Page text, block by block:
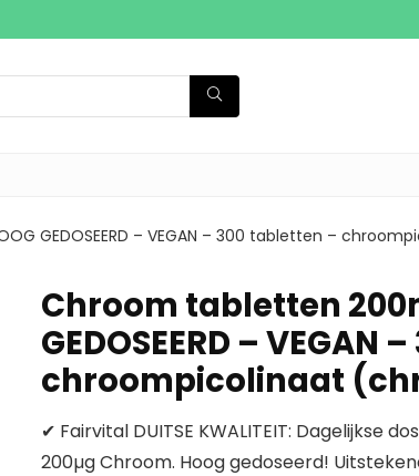
GEDOSEERD – VEGAN – 300 tabletten –
Chroom tabletten
GEDOSEERD –
chroompicolinaat
✔ Fairvital DUITSE KWALITEIT: Dagelijkse
200µg Chroom. Hoog gedoseerd!